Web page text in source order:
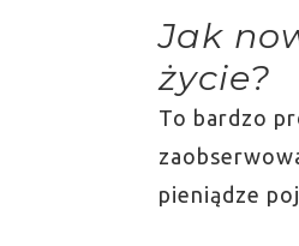
Jak
życie?
To bardzo
pieniądze